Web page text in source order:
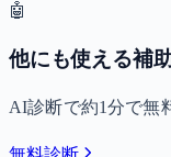
🤖
他にも使える補
AI診断で約1分で無